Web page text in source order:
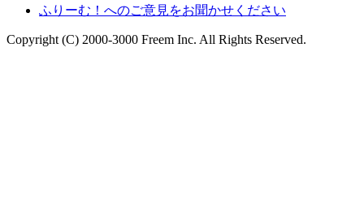
ふりーむ！へのご意見をお聞かせください
Copyright (C) 2000-3000 Freem Inc. All Rights Reserved.